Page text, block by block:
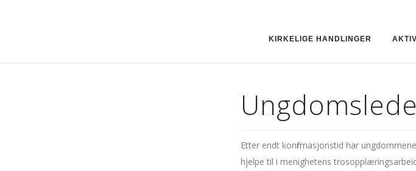
KIRKELIGE HANDLINGER
Etter endt konfirmasjonstid har
hjelpe til i menighetens